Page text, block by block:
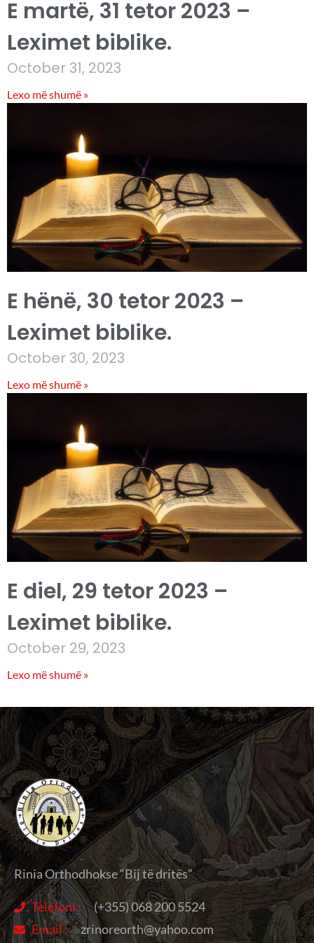
E martë, 31 tetor 2023 –
Leximet biblike.
October 31, 2023
Lexo më shumë »
E hënë, 30 tetor 2023 –
Leximet biblike.
October 30, 2023
Lexo më shumë »
E diel, 29 tetor 2023 –
Leximet biblike.
October 29, 2023
Lexo më shumë »
Rinia Orthodhokse “Bij të dritës”
Telefoni :
(+355) 068 200 5524
Email :
zrinoreorth@yahoo.com